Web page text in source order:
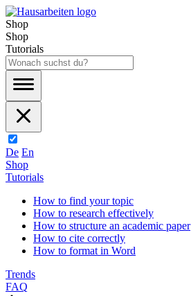
Shop
Shop
Tutorials
De En
Shop
Tutorials
How to find your topic
How to research effectively
How to structure an academic paper
How to cite correctly
How to format in Word
Trends
FAQ